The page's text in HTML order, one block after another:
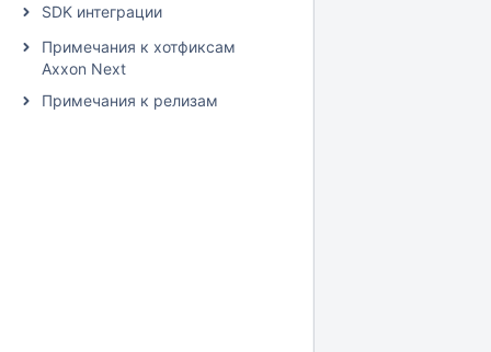
SDK интеграции
Примечания к хотфиксам
Axxon Next
Примечания к релизам